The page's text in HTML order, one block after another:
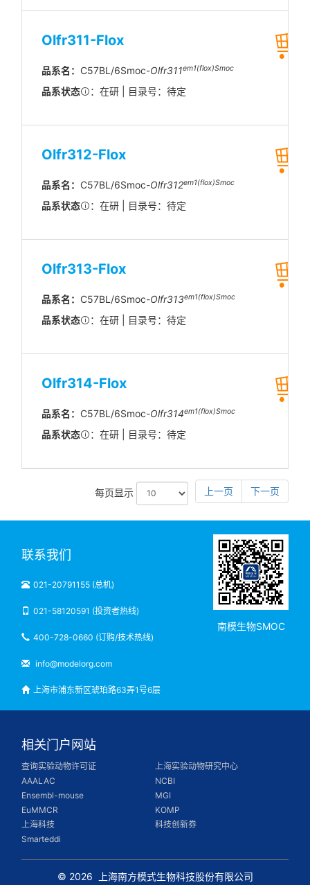
Olfr311-Flox
品系名： C57BL/6Smoc-Olfr311em1(flox)Smoc
品系状态 ：在研 | 目录号：待定
Olfr312-Flox
品系名： C57BL/6Smoc-Olfr312em1(flox)Smoc
品系状态 ：在研 | 目录号：待定
Olfr313-Flox
品系名： C57BL/6Smoc-Olfr313em1(flox)Smoc
品系状态 ：在研 | 目录号：待定
Olfr314-Flox
品系名： C57BL/6Smoc-Olfr314em1(flox)Smoc
品系状态 ：在研 | 目录号：待定
每页显示 上一页 下一页
联系我们
021-20791155 (总机)
021-58120591 (投资者热线)
400-728-0660 (订购/技术热线)
info@modelorg.com
上海市浦东新区琥珀路63弄1号6层
南模生物SMOC
相关门户网站
查询实验动物许可证
上海实验动物研究中心
AAALAC
NCBI
Ensembl-mouse
MGI
EuMMCR
KOMP
上海科技
科技创新券
Smarteddi
© 2026 上海南方模式生物科技股份有限公司